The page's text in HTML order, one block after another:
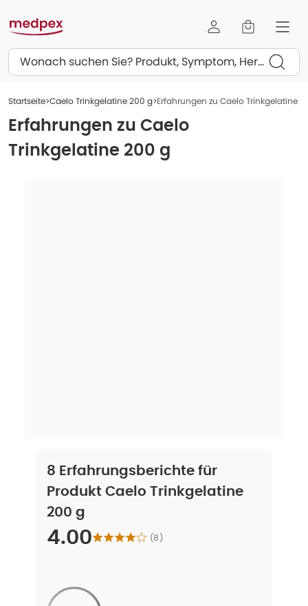
Suchen
Startseite Caelo Trinkgelatine 200 g Erfahrungen zu Caelo Trinkgelatine
Erfahrungen zu Caelo
Trinkgelatine 200 g
8 Erfahrungsberichte für
Produkt Caelo Trinkgelatine
200 g
4.00 (8)